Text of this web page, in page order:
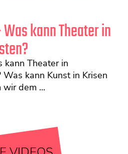
kann Theater in
kann Theater in
Was kann Kunst in Krisen
dem ...